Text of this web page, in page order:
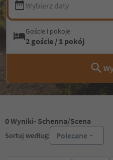
Wybierz daty
Goście i pokoje
2 goście / 1 pokój
0Wyniki- Schenna/Scena
Sortuj według: Polecane